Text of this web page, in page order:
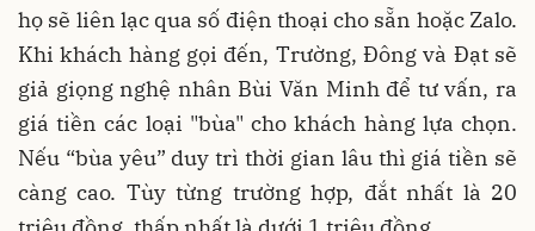
họ sẽ liên lạc qua số điện thoại cho sẵn hoặc Zalo.
Khi khách hàng gọi đến, Trường, Đông và Đạt sẽ
giả giọng nghệ nhân Bùi Văn Minh để tư vấn, ra
giá tiền các loại "bùa" cho khách hàng lựa chọn.
Nếu “bùa yêu” duy trì thời gian lâu thì giá tiền sẽ
càng cao. Tùy từng trường hợp, đắt nhất là 20